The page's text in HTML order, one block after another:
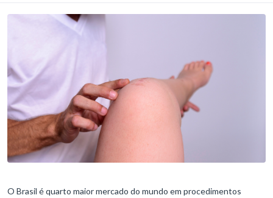
O Brasil é quarto maior mercado do mundo em procedimentos